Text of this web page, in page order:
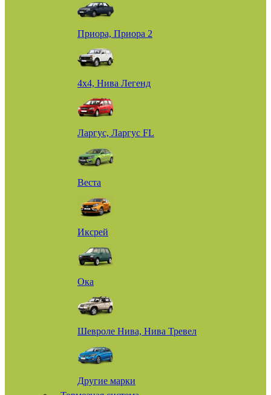
Приора, Приора 2
4х4, Нива Легенд
Ларгус, Ларгус FL
Веста
Иксрей
Ока
Шевроле Нива, Нива Тревел
Другие марки